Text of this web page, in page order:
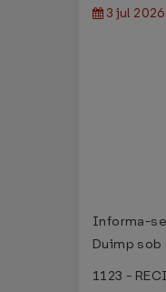
3 jul
Informa-
Duimp sob
1123 -